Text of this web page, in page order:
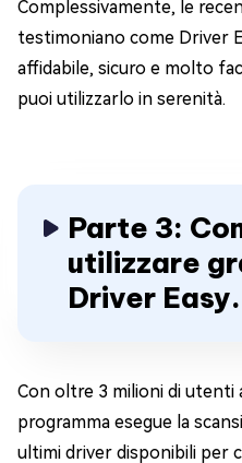
Complessivamente, le
testimoniano come Driver
affidabile, sicuro e molto
puoi utilizzarlo in serenità.
Parte 3:
utilizzare
Driver Easy.
Con oltre 3 milioni di utenti
programma esegue la
ultimi driver disponibili per